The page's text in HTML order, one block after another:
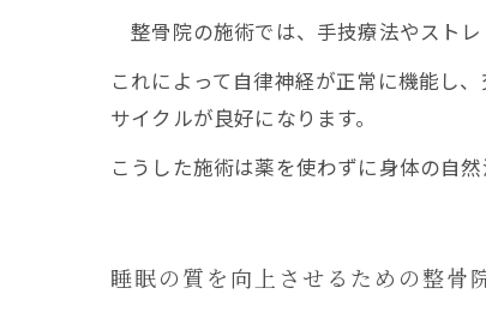
整骨院の施術では、手技療法やスト
これによって自律神経が正常に機能し
サイクルが良好になります。
こうした施術は薬を使わずに身体の自
睡眠の質を向上させるための整骨